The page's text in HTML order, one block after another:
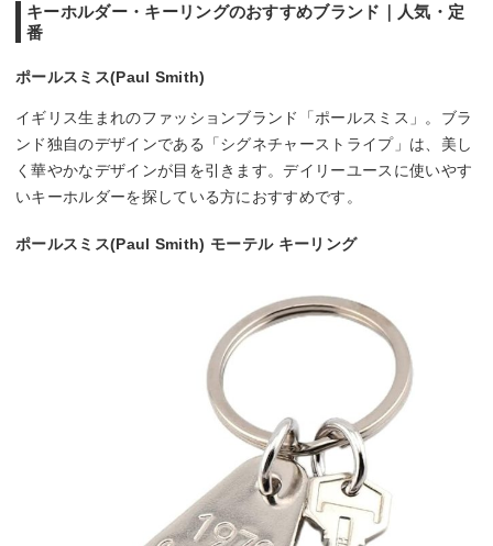
キーホルダー・キーリングのおすすめブランド｜人気・定
番
ポールスミス(Paul Smith)
イギリス生まれのファッションブランド「ポールスミス」。ブラ
ンド独自のデザインである「シグネチャーストライプ」は、美し
く華やかなデザインが目を引きます。デイリーユースに使いやす
いキーホルダーを探している方におすすめです。
ポールスミス(Paul Smith) モーテル キーリング